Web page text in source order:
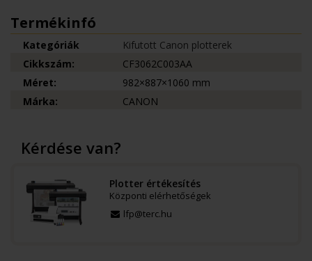
Termékinfó
Kategóriák
Kifutott Canon plotterek
Cikkszám:
CF3062C003AA
Méret:
982×887×1060 mm
Márka:
CANON
Kérdése van?
Plotter értékesítés
Központi elérhetőségek
lfp@terc.hu